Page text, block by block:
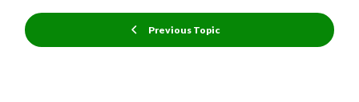
Previous Topic